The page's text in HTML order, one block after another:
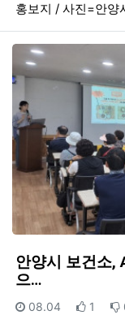
홍보지 / 사진=안양
안양시 보건소,
으…
등록일
08.04 추천
1